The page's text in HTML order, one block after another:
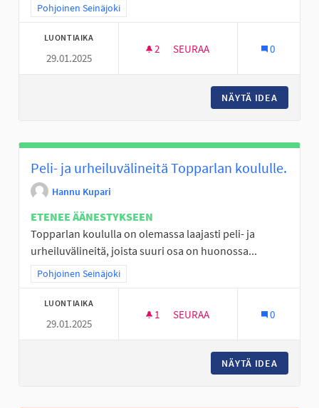
Rajaa tulokset teeman mukaan: Pohjoinen Seinäjoki
Pohjoinen Seinäjoki
LUONTIAIKA
29.01.2025
2 2 SEURAAJAA
SEURAA 0
NÄYTÄ IDEA
Peli- ja urheiluvälineitä Topparlan koululle.
Hannu Kupari
ETENEE ÄÄNESTYKSEEN
Topparlan koululla on olemassa laajasti peli- ja
urheiluvälineitä, joista suuri osa on huonossa...
Rajaa tulokset teeman mukaan: Pohjoinen Seinäjoki
Pohjoinen Seinäjoki
LUONTIAIKA
29.01.2025
1 1 SEURAAJA
SEURAA 0
NÄYTÄ IDEA